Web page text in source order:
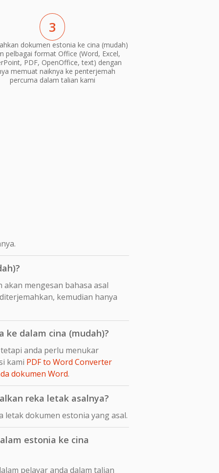
3
dokumen estonia ke cina (mudah)
pelbagai format Office (Word, Excel,
PDF, OpenOffice, text) dengan
memuat naiknya ke penterjemah
percuma dalam talian kami
mengesan bahasa asal
kemudian hanya
ke dalam cina (mudah)?
anda perlu menukar
kami PDF to Word Converter
dokumen Word.
reka letak asalnya?
letak dokumen estonia yang asal.
estonia ke cina
pelayar anda dalam talian